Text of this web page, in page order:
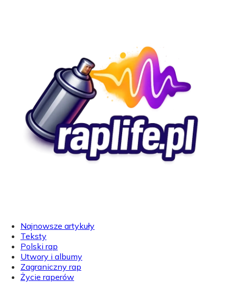
Najnowsze artykuły
Teksty
Polski rap
Utwory i albumy
Zagraniczny rap
Życie raperów